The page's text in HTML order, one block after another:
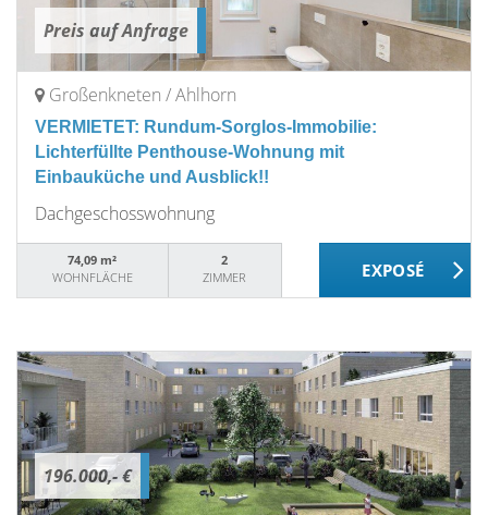
Preis auf Anfrage
Großenkneten / Ahlhorn
VERMIETET: Rundum-Sorglos-Immobilie:
Lichterfüllte Penthouse-Wohnung mit
Einbauküche und Ausblick!!
Dachgeschosswohnung
74,09 m²
WOHNFLÄCHE
2
ZIMMER
196.000,- €